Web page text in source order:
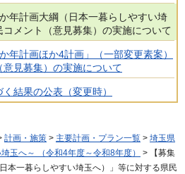
年計画大綱（日本一暮らしやすい埼
メント（意見募集）の実施について
年計画ほか4計画」（一部変更素案）
見募集）の実施について
結果の公表（変更時）
計画・施策 > 主要計画・プラン一覧 > 埼玉県
玉へ～ （令和4年度～令和8年度）
> 【募集
本一暮らしやすい埼玉へ）」等に対する県民